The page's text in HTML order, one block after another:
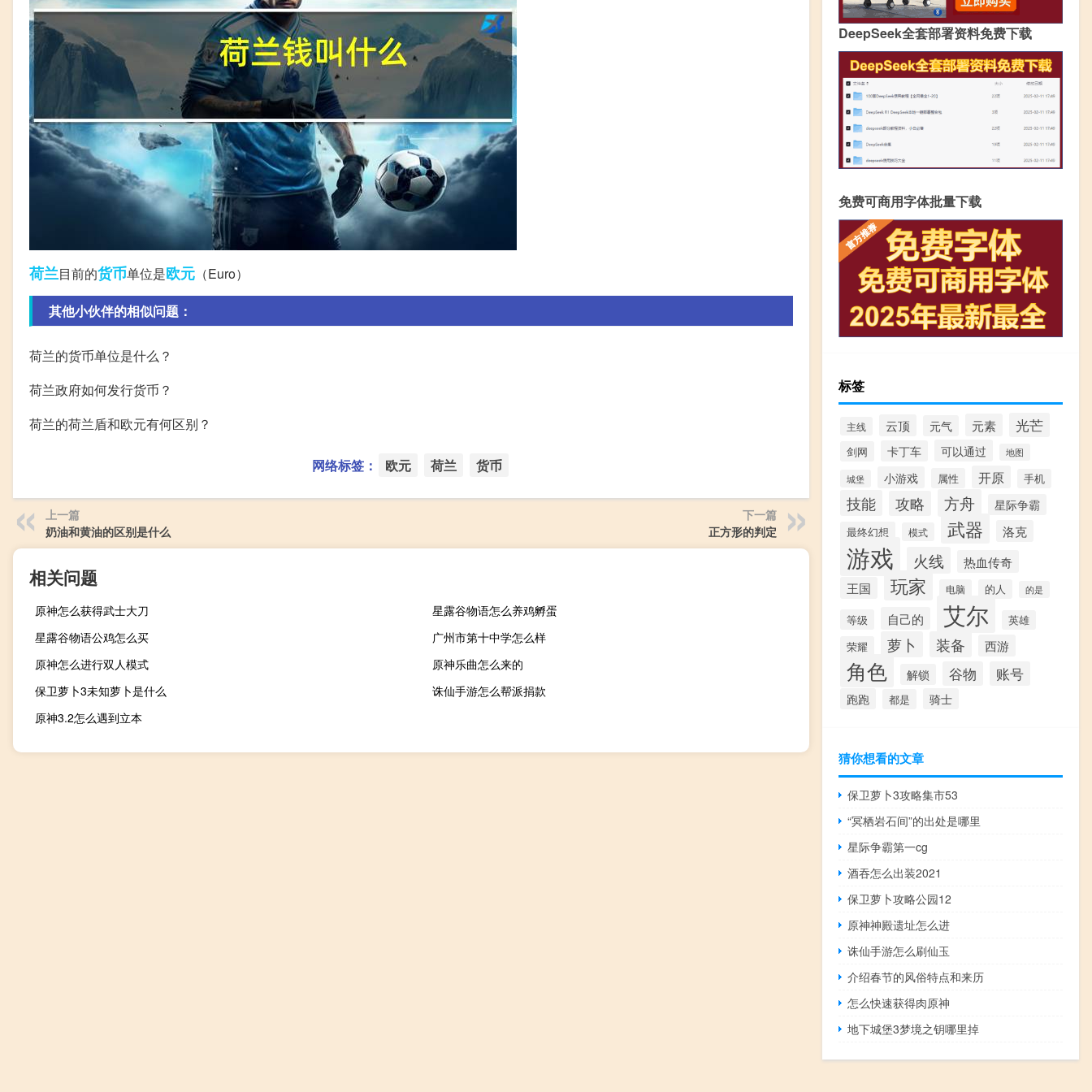
荷兰目前的货币单位是欧元 （Euro）
其他小伙伴的相似问题：
荷兰的货币单位是什么？
荷兰政府如何发行货币？
荷兰的荷兰盾和欧元有何区别？
网络标签： 欧元 荷兰 货币
上一篇
奶油和黄油的区别是什么
下一篇
正方形的判定
相关问题
原神怎么获得武士大刀
星露谷物语怎么养鸡孵蛋
星露谷物语公鸡怎么买
广州市第十中学怎么样
原神怎么进行双人模式
原神乐曲怎么来的
保卫萝卜3未知萝卜是什么
诛仙手游怎么帮派捐款
原神3.2怎么遇到立本
DeepSeek全套部署资料免费下载
免费可商用字体批量下载
标签
主线 云顶 元气 元素 光芒
剑网 卡丁车 可以通过 地图
城堡 小游戏 属性 开原 手机
技能 攻略 方舟 星际争霸
最终幻想 模式 武器 洛克
游戏 火线 热血传奇
王国 玩家 电脑 的人 的是
等级 自己的 艾尔 英雄
荣耀 萝卜 装备 西游
角色 解锁 谷物 账号
跑跑 都是 骑士
猜你想看的文章
保卫萝卜3攻略集市53
“冥栖岩石间”的出处是哪里
星际争霸第一cg
酒吞怎么出装2021
保卫萝卜攻略公园12
原神神殿遗址怎么进
诛仙手游怎么刷仙玉
介绍春节的风俗特点和来历
怎么快速获得肉原神
地下城堡3梦境之钥哪里掉